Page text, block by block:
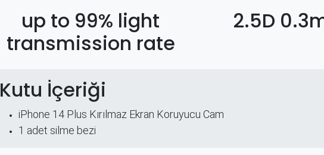
up to 99% light
transmission rate
2.5D
Kutu İçeriği
iPhone 14 Plus Kırılmaz Ekran Koruyucu Cam
​1 adet silme bezi